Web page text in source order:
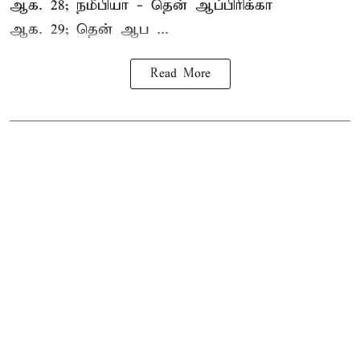
ஆக. 28; நமீபியா - தென் ஆப்பிரிக்கா
ஆக. 29; தென் ஆப ...
Read More